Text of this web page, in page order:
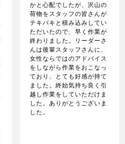
かと心配でしたが、沢山の
荷物をスタッフの皆さんが
テキパキと積み込みしてい
ただいたので、早く作業が
終わりました。リーダーさ
んは後輩スタッフさんに、
女性ならではのアドバイス
をしながら作業をおこなっ
ており、とても好感が持て
ました。終始気持ち良く引
越し作業をしていただけま
した。ありがとうございま
した。